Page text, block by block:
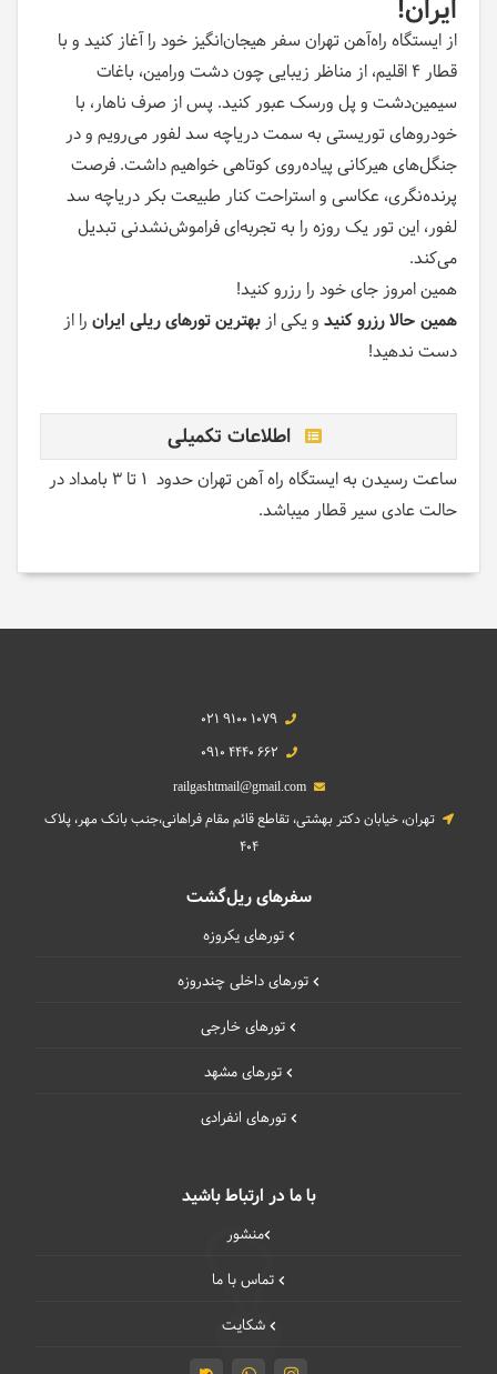
ایران!
از ایستگاه راه‌آهن تهران سفر هیجان‌انگیز خود را آغاز کنید و با
قطار ۴ اقلیم، از مناظر زیبایی چون دشت ورامین، باغات
سیمین‌دشت و پل ورسک عبور کنید. پس از صرف ناهار، با
خودروهای توریستی به سمت دریاچه سد لفور می‌رویم و در
جنگل‌های هیرکانی پیاده‌روی کوتاهی خواهیم داشت. فرصت
پرنده‌نگری، عکاسی و استراحت کنار طبیعت بکر دریاچه سد
لفور، این تور یک روزه را به تجربه‌ای فراموش‌نشدنی تبدیل
می‌کند.
همین امروز جای خود را رزرو کنید!
همین حالا رزرو کنید و یکی ازبهترین تورهای ریلی ایران را از
دست ندهید!
اطلاعات تکمیلی
ساعت رسیدن به ایستگاه راه آهن تهران حدود 1 تا 3 بامداد در
حالت عادی سیر قطار میباشد.
021 9100 1079
0910 4440 662
railgashtmail@gmail.com
تهران، خیابان دکتر بهشتی، تقاطع قائم مقام فراهانی،جنب بانک مهر، پلاک
404
سفرهای ریل‌گشت
تورهای یکروزه
تورهای داخلی چند‌روزه
تورهای خارجی
تورهای مشهد
تورهای انفرادی
با ما در ارتباط باشید
منشور
تماس با ما
شکایت